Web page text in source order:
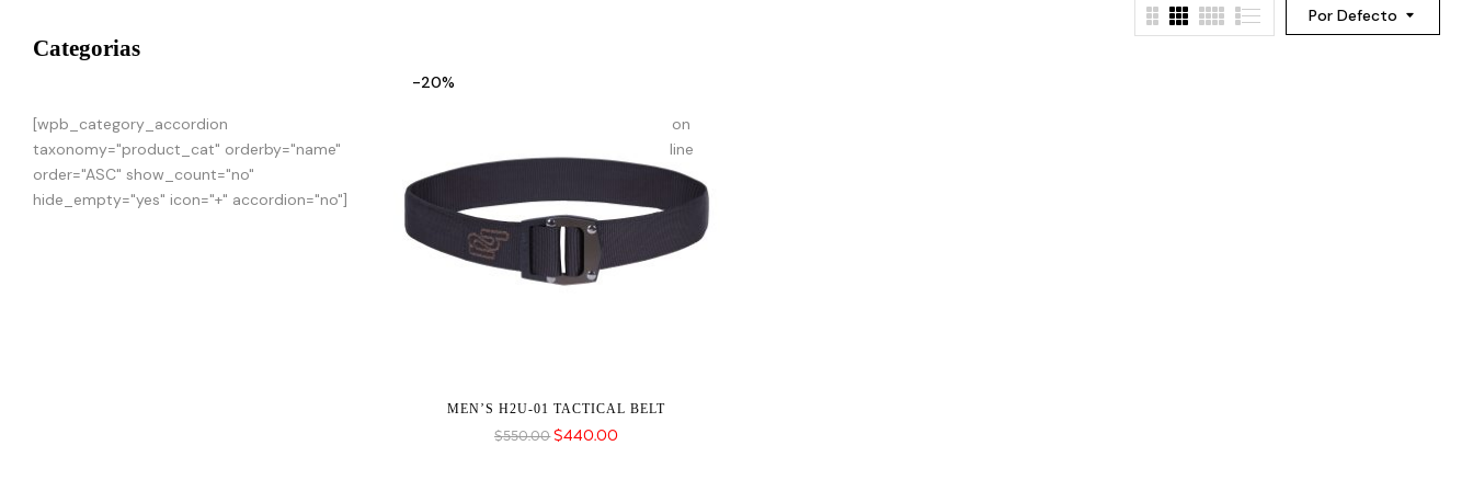
Categorias
[wpb_category_accordion
taxonomy="product_cat" orderby="name"
order="ASC" show_count="no"
hide_empty="yes" icon="+" accordion="no"]
Por Defecto
-20%
on
line
MEN’S H2U-01 TACTICAL BELT
$550.00 $440.00